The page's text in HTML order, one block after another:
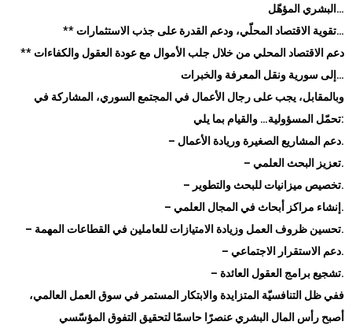
البشري المؤهّل…
** تقوية الاقتصاد المحلّي، ودعم القدرة على جذب الاستثمارات…
** دعم الاقتصاد المحلي من خلال جلب الأموال مع عودة العقول والكفاءات
إلى سورية ونقل المعرفة والخبرات…
وبالمقابل، يجب على رجال الأعمال في المجتمع السوري، المشاركة في
تحمّل المسؤولية… والقيام بما يلي:
– دعم المشاريع الصغيرة وريادة الأعمال.
– تعزيز البحث العلمي.
– تخصيص ميزانيات للبحث والتطوير.
– إنشاء مراكز أبحاث في المجال العلمي.
– تحسين ظروف العمل وزيادة الامتيازات للعاملين في القطاعات المهمة.
– دعم الاستقرار الاجتماعي.
– تشجيع برامج العقول العائدة.
ففي ظل التنافسيّة المتزايدة والابتكار المستمر في سوق العمل العالمي،
أصبح رأس المال البشري عنصرًا حاسمًا لتحقيق التفوق المؤسّسي